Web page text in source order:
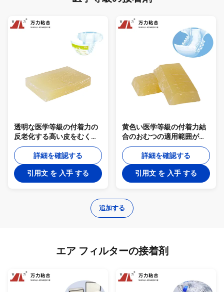
透明な医学等級の付着力の
反老化する高い皮をむく強
さの熱い溶解のゴムTPR-
6552
詳細を確認する
引用文 を 入手 する
黄色い医学等級の付着力結
合のおむつの適用範囲が広
く熱い接着剤TPR-6258AS
詳細を確認する
引用文 を 入手 する
追加する
エア フィルターの接着剤